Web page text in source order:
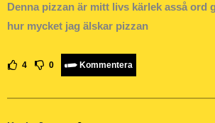
Denna pizzan är mitt livs kärlek asså ord
hur mycket jag älskar pizzan
4 0 Kommentera